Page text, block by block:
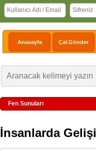
Anasayfa Çal.Gönder
Fen Sunuları
İnsanlarda